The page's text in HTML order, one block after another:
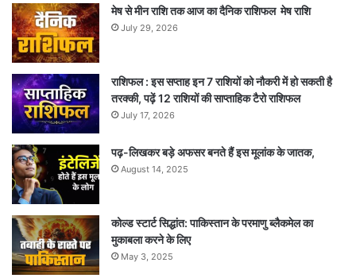
मेष से मीन राशि तक आज का दैनिक राशिफल मेष राशि
July 29, 2026
राशिफल : इस सप्ताह इन 7 राशियों को नौकरी में हो सकती है
तरक्की, पढ़ें 12 राशियों की साप्ताहिक टैरो राशिफल
July 17, 2026
पढ़-लिखकर बड़े अफसर बनते हैं इस मूलांक के जातक,
August 14, 2025
कोल्ड स्टार्ट सिद्धांत: पाकिस्तान के परमाणु ब्लैकमेल का
मुकाबला करने के लिए
May 3, 2025